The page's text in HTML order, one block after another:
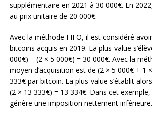
supplémentaire en 2021 à 30 000€. En
au prix unitaire de 20 000€.
Avec la méthode FIFO, il est considéré
bitcoins acquis en 2019. La plus-value
000€) – (2 × 5 000€) = 30 000€. Avec la
moyen d’acquisition est de (2 × 5 000€ + 1
333€ par bitcoin. La plus-value s’établit
(2 × 13 333€) = 13 334€. Dans cet exemple,
génère une imposition nettement inférieure.